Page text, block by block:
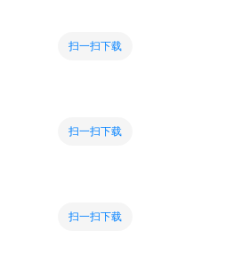
扫一扫下载
扫一扫下载
扫一扫下载